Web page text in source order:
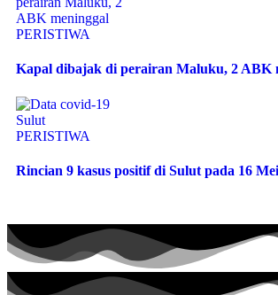
PERISTIWA
Kapal dibajak di perairan Maluku, 2 ABK
PERISTIWA
Rincian 9 kasus positif di Sulut pada 16